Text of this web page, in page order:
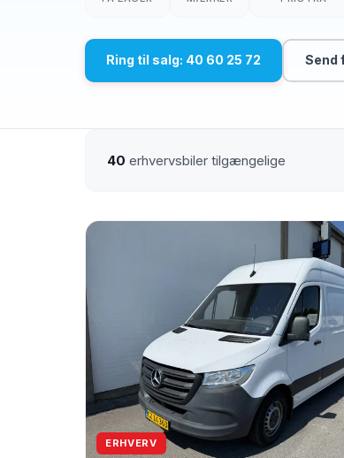
Ring til salg: 40 60 25 72 Send
40 erhvervsbiler tilgængelige
ERHVERV